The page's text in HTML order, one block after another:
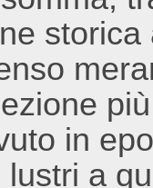
storica
in
a